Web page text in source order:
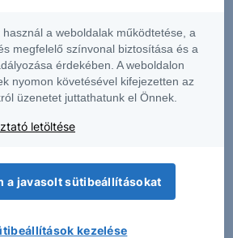
és ellenállás szintek
2.840 2.980
a weboldalak működtetése, a
megfelelő színvonal biztosítása és a
érdekében. A weboldalon
nyomon követésével kifejezetten az
üzenetet juttathatunk el Önnek.
letöltése
a javasolt sütibeállításokat
kezelése